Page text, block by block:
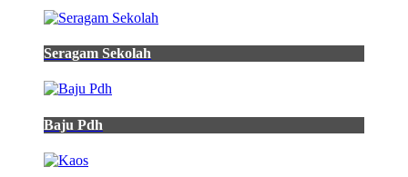
Seragam Sekolah
Baju Pdh